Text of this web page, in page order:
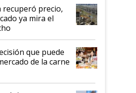
recuperó precio,
ya mira el
que puede
de la carne